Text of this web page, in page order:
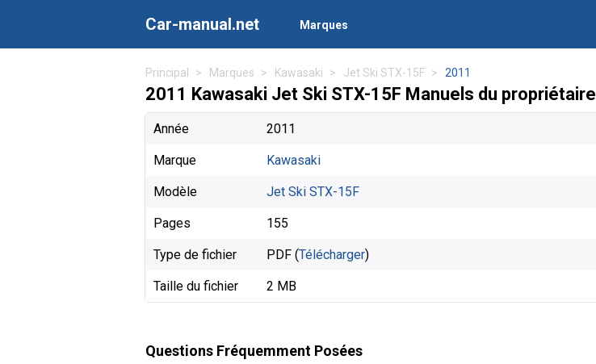
Car-manual.net Marques
Principal Marques Kawasaki Jet Ski STX-15F 2011
2011 Kawasaki Jet Ski STX-15F Manuels du propriétaire
Année 2011
Marque Kawasaki
Modèle Jet Ski STX-15F
Pages 155
Type de fichier PDF (Télécharger)
Taille du fichier 2 MB
Questions Fréquemment Posées